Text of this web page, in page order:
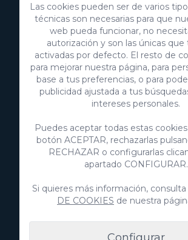
VillaGranCanaria
Salobre Golf Resort
35100 Maspalomas, Gran
Islas Canarias, España
+34 928 380 457
Las cookies pueden ser de varios
técnicas son necesarias para que
web pueda funcionar, no
autorización y son las únicas
activadas por defecto. El resto de
para mejorar nuestra página, para
base a tus preferencias, o para
publicidad ajustada a tus
intereses personales.
Puedes aceptar todas estas
botón ACEPTAR, rechazarlas
RECHAZAR o configurarlas
apartado CONFIGURAR.
Si quieres más información, consulta
DE COOKIES de nuestra
Configurar